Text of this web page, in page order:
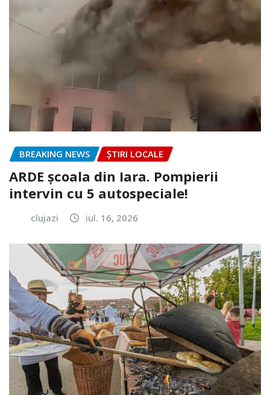
BREAKING NEWS ȘTIRI LOCALE
ARDE școala din Iara. Pompierii
intervin cu 5 autospeciale!
clujazi iul. 16, 2026